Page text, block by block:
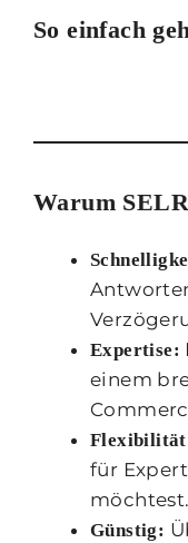
So einfach
Warum
Expertise:
einem
für
möchtest.
Günstig: